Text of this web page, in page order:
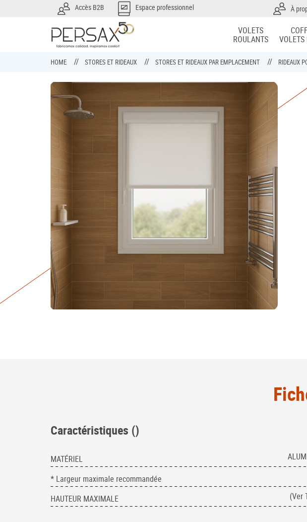
Accès B2B Espace professionnel À
VOLETS
ROULANTS
HOME STORES ET RIDEAUX STORES ET RIDEAUX PAR EMPLACEMENT RIDEAUX
Caractéristiques ()
MATÉRIEL
* Largeur maximale recommandée
HAUTEUR MAXIMALE (Ver